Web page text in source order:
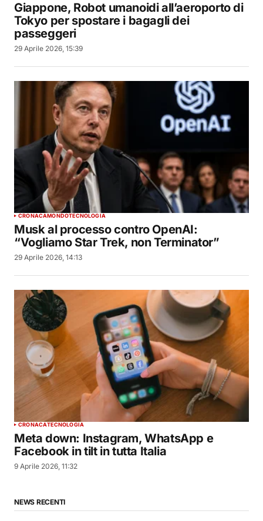
Giappone, Robot umanoidi all’aeroporto di
Tokyo per spostare i bagagli dei
passeggeri
29 Aprile 2026, 15:39
CRONACAMONDOTECNOLOGIA
Musk al processo contro OpenAI:
“Vogliamo Star Trek, non Terminator”
29 Aprile 2026, 14:13
CRONACATECNOLOGIA
Meta down: Instagram, WhatsApp e
Facebook in tilt in tutta Italia
9 Aprile 2026, 11:32
NEWS RECENTI